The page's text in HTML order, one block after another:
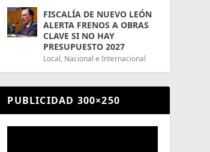
FISCALÍA DE NUEVO LEÓN
ALERTA FRENOS A OBRAS
CLAVE SI NO HAY
PRESUPUESTO 2027
Local, Nacional e Internacional
PUBLICIDAD 300×250